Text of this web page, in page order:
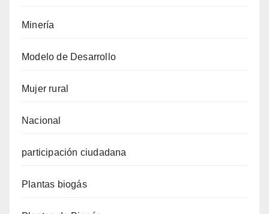
Minería
Modelo de Desarrollo
Mujer rural
Nacional
participación ciudadana
Plantas biogás